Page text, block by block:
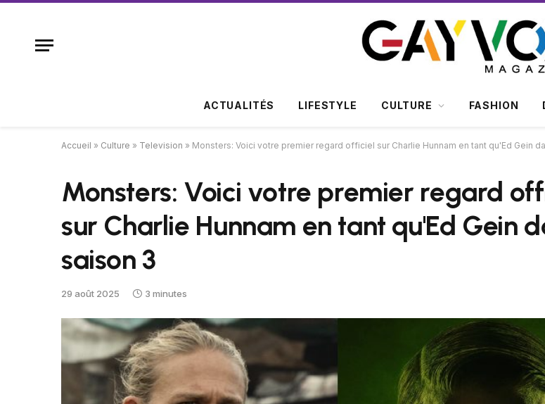
ACTUALITÉS LIFESTYLE CULTURE FASHION
Accueil » Culture » Television » Monsters: Voici votre premier regard officiel sur Charlie Hunnam en tant qu'Ed Gein
Monsters: Voici votre premier regard
sur Charlie Hunnam en tant qu'Ed Gein
saison 3
29 août 2025 3 minutes